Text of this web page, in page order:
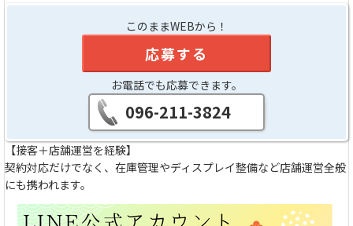
このままWEBから！
応募する
お電話でも応募できます。
096-211-3824
【接客＋店舗運営を経験】
契約対応だけでなく、在庫管理やディスプレイ整備など店舗運営全般
にも携われます。